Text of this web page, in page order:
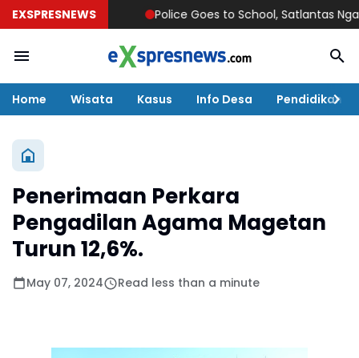
EXSPRESNEWS Police Goes to School, Satlantas Ngawi
Home Wisata Kasus Info Desa Pendidikan
Penerimaan Perkara
Pengadilan Agama Magetan
Turun 12,6%.
May 07, 2024 Read less than a minute